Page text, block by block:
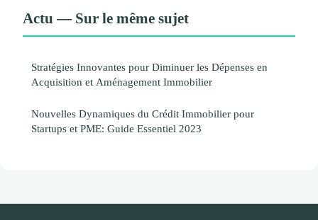
Actu — Sur le même sujet
Stratégies Innovantes pour Diminuer les Dépenses en
Acquisition et Aménagement Immobilier
Nouvelles Dynamiques du Crédit Immobilier pour
Startups et PME: Guide Essentiel 2023